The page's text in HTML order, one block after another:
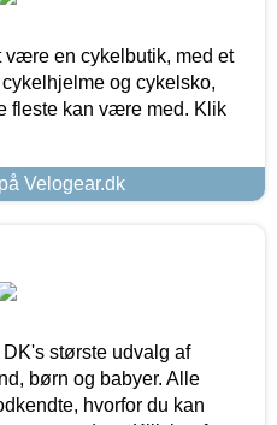
en cykelbutik, med et
og cykelsko,
fleste kan være med. Klik
Velogear.dk
største udvalg af
børn og babyer. Alle
hvorfor du kan